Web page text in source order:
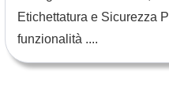
Etichettatura e Sicurezza
funzionalità ....